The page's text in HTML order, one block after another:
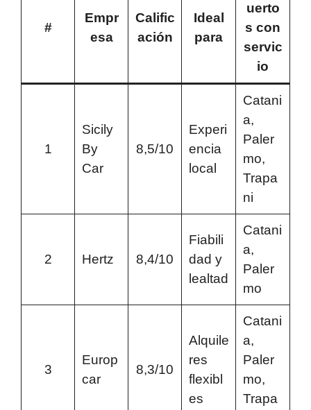
#
Empr
esa
Calific
ación
Ideal
para
uerto
s con
servic
io
1
Sicily
By
Car
8,5/10
Experi
encia
local
Catani
a,
Paler
mo,
Trapa
ni
2 Hertz 8,4/10
Fiabili
dad y
lealtad
Catani
a,
Paler
mo
3
Europ
car
8,3/10
Alquile
res
flexibl
es
Catani
a,
Paler
mo,
Trapa